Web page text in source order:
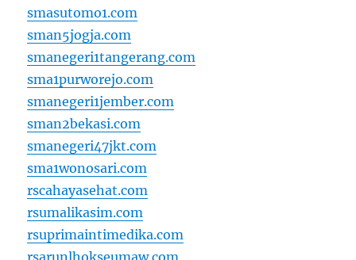
smasutomo1.com
sman5jogja.com
smanegeri1tangerang.com
sma1purworejo.com
smanegeri1jember.com
sman2bekasi.com
smanegeri47jkt.com
sma1wonosari.com
rscahayasehat.com
rsumalikasim.com
rsuprimaintimedika.com